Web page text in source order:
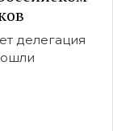
делегация